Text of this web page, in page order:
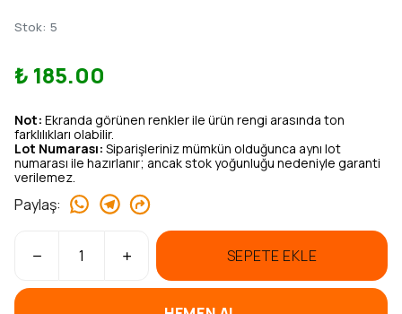
Stok: 5
₺ 185.00
Not: Ekranda görünen renkler ile ürün rengi arasında ton
farklılıkları olabilir.
Lot Numarası: Siparişleriniz mümkün olduğunca aynı lot
numarası ile hazırlanır; ancak stok yoğunluğu nedeniyle garanti
verilemez.
Paylaş:
SEPETE EKLE